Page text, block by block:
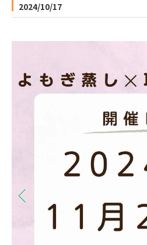
2024/10/17